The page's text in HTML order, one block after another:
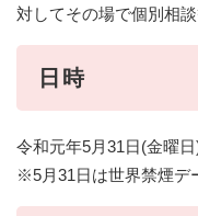
対してその場で個別相
日時
令和元年5月31日(金曜
※5月31日は世界禁煙デ